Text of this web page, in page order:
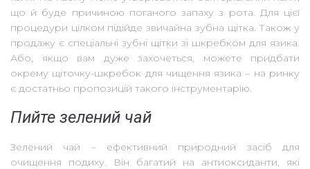
що й буде причиною поганого запаху з рота. Для цієї
процедури цілком підійде звичайна зубна щітка. Також у
продажу є спеціальні зубні щітки зі шкребком для язика.
Або, якщо вам дуже захочеться, можете придбати
окрему щіточку-шкребок для чищення язика – на ринку
є достатньо пропозицій такого інструментарію.
Пийте зелений чай
Зелений чай – ефективний природний засіб для
очищення подиху. Він багатий на антиоксиданти, які